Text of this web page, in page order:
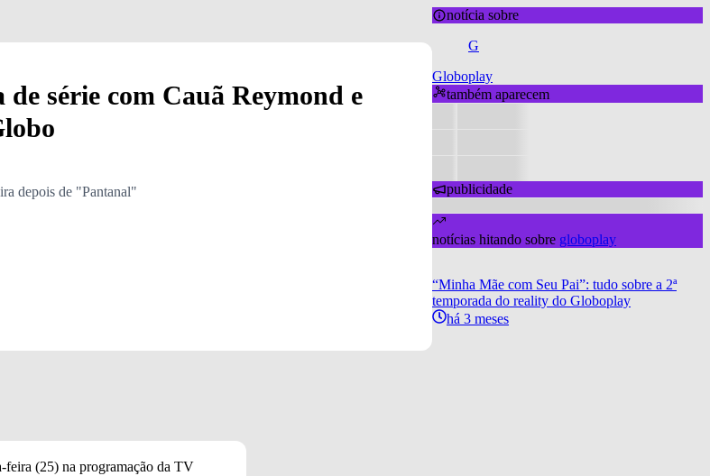
série com Cauã Reymond e
depois de "Pantanal"
feira (25) na programação da TV
notícia sobre
G
Globoplay
também aparecem
publicidade
notícias hitando sobre globoplay
“Minha Mãe com Seu Pai”: tudo sobre a 2ª
temporada do reality do Globoplay
há 3 meses